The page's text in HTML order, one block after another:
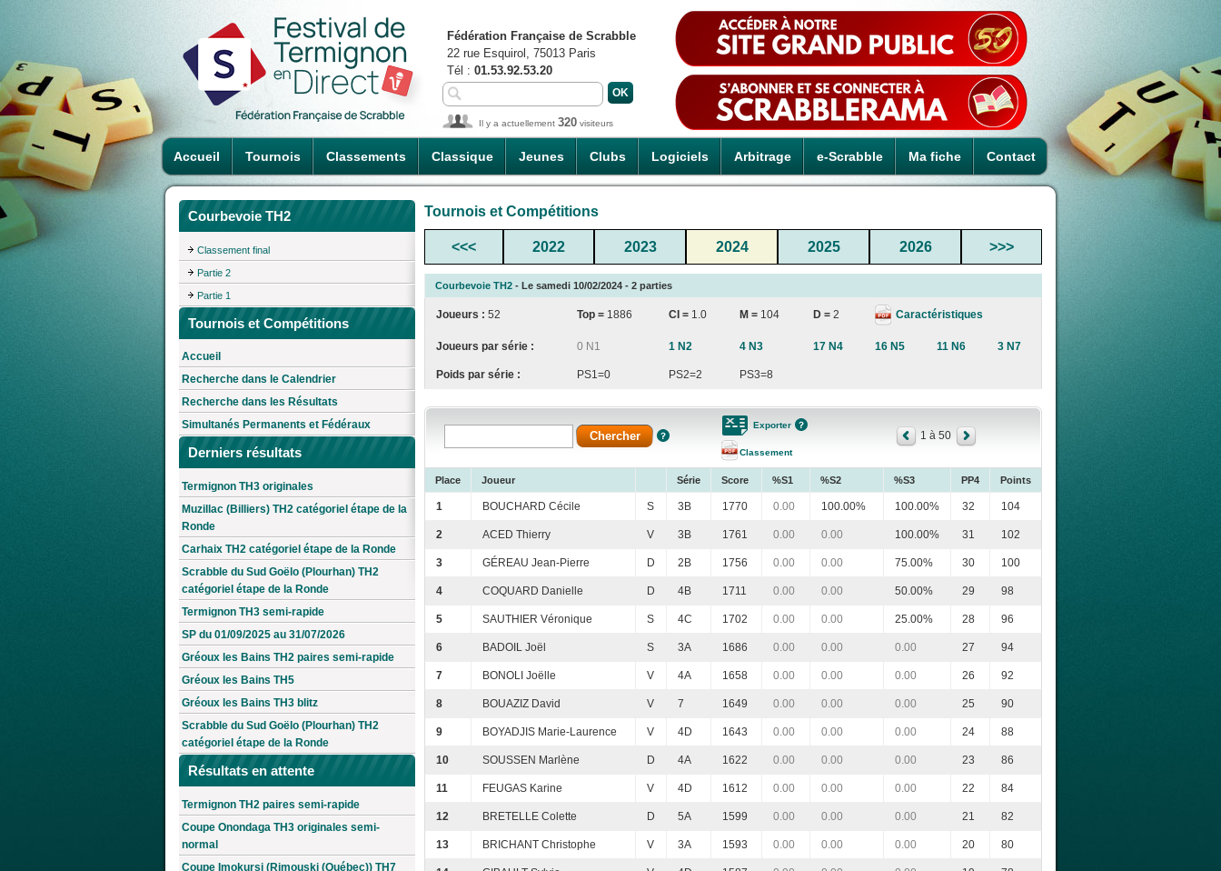
Accueil Tournois Classements Classique Jeunes Clubs Logiciels Arbitrage e-Scrabble Ma fiche Contact
Fédération Française de Scrabble
22 rue Esquirol, 75013 Paris
Tél : 01.53.92.53.20
Il y a actuellement 320 visiteurs
Courbevoie TH2
Classement final
Partie 2
Partie 1
Tournois et Compétitions
Accueil
Recherche dans le Calendrier
Recherche dans les Résultats
Simultanés Permanents et Fédéraux
Derniers résultats
Termignon TH3 originales
Muzillac (Billiers) TH2 catégoriel étape de la
Ronde
Carhaix TH2 catégoriel étape de la Ronde
Scrabble du Sud Goëlo (Plourhan) TH2
catégoriel étape de la Ronde
Termignon TH3 semi-rapide
SP du 01/09/2025 au 31/07/2026
Gréoux les Bains TH2 paires semi-rapide
Gréoux les Bains TH5
Gréoux les Bains TH3 blitz
Scrabble du Sud Goëlo (Plourhan) TH2
catégoriel étape de la Ronde
Résultats en attente
Termignon TH2 paires semi-rapide
Coupe Onondaga TH3 originales semi-
normal
Coupe Imokursi (Rimouski (Québec)) TH7
Tournois et Compétitions
<<< 2022 2023 2024 2025 2026 >>>
Courbevoie TH2 - Le samedi 10/02/2024 - 2 parties
Joueurs : 52 Top = 1886 CI = 1.0 M = 104 D = 2 Caractéristiques
Joueurs par série : 0 N1 1 N2 4 N3 17 N4 16 N5 11 N6 3 N7
Poids par série : PS1=0 PS2=2 PS3=8
Exporter
Classement
1 à 50
Place Joueur Série Score %S1 %S2 %S3 PP4 Points
1 BOUCHARD Cécile S 3B 1770 0.00 100.00% 100.00% 32 104
2 ACED Thierry V 3B 1761 0.00 0.00 100.00% 31 102
3 GÉREAU Jean-Pierre D 2B 1756 0.00 0.00 75.00% 30 100
4 COQUARD Danielle D 4B 1711 0.00 0.00 50.00% 29 98
5 SAUTHIER Véronique S 4C 1702 0.00 0.00 25.00% 28 96
6 BADOIL Joël S 3A 1686 0.00 0.00 0.00 27 94
7 BONOLI Joëlle V 4A 1658 0.00 0.00 0.00 26 92
8 BOUAZIZ David V 7 1649 0.00 0.00 0.00 25 90
9 BOYADJIS Marie-Laurence V 4D 1643 0.00 0.00 0.00 24 88
10 SOUSSEN Marlène D 4A 1622 0.00 0.00 0.00 23 86
11 FEUGAS Karine V 4D 1612 0.00 0.00 0.00 22 84
12 BRETELLE Colette D 5A 1599 0.00 0.00 0.00 21 82
13 BRICHANT Christophe V 3A 1593 0.00 0.00 0.00 20 80